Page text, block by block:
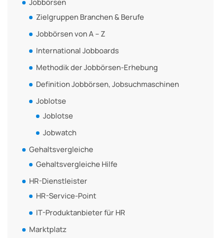
Jobbörsen
Zielgruppen Branchen & Berufe
Jobbörsen von A – Z
International Jobboards
Methodik der Jobbörsen-Erhebung
Definition Jobbörsen, Jobsuchmaschinen
Joblotse
Joblotse
Jobwatch
Gehaltsvergleiche
Gehaltsvergleiche Hilfe
HR-Dienstleister
HR-Service-Point
IT-Produktanbieter für HR
Marktplatz